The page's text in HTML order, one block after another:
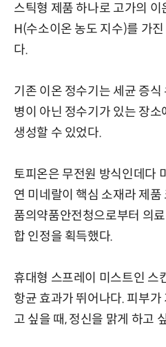
스틱형 제품 하나로 고가의
H(수소이온 농도 지수)를 가
다.
기존 이온 정수기는 세균 증
병이 아닌 정수기가 있는 장
생성할 수 있었다.
토피온은 무전원 방식인데다
연 미네랄이 핵심 소재라 제품
품의약품안전청으로부터 의
합 인정을 획득했다.
휴대형 스프레이 미스트인 스
항균 효과가 뛰어나다. 피부
고 싶을 때, 정신을 맑게 하고